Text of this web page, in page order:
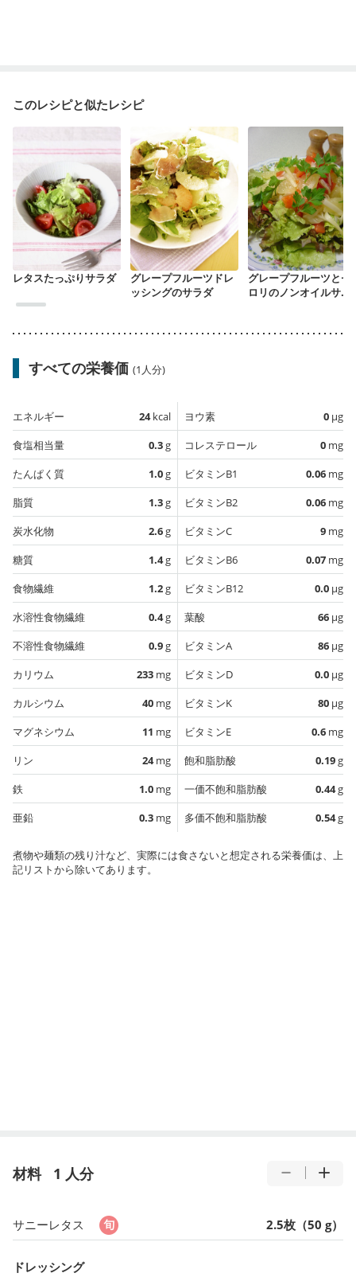
このレシピと似たレシピ
レタスたっぷりサラダ
グレープフルーツドレ
ッシングのサラダ
グレープフルーツとセ
ロリのノンオイルサラ
すべての栄養価 (1人分)
エネルギー 24kcal
食塩相当量
0.3g
たんぱく質
1.0g
脂質
1.3g
炭水化物
2.6g
糖質
1.4g
食物繊維
1.2g
水溶性食物繊維
0.4g
不溶性食物繊維
0.9g
カリウム
233 mg
カルシウム
40 mg
マグネシウム
11 mg
リン
24mg
鉄
1.0 mg
亜鉛
0.3 mg
ヨウ素 0 µg
コレステロール
0 mg
ビタミンB1
0.06 mg
ビタミンB2
0.06 mg
ビタミンC
9 mg
ビタミンB6
0.07 mg
ビタミンB12
0.0 µg
葉酸
66 µg
ビタミンA
86 µg
ビタミンD
0.0 µg
ビタミンK
80 µg
ビタミンE
0.6 mg
飽和脂肪酸
0.19g
一価不飽和脂肪酸
0.44g
多価不飽和脂肪酸
0.54g
煮物や麺類の残り汁など、実際には食さないと想定される栄養価は、上
記リストから除いてあります。
材料 1 人分
サニーレタス 2.5枚（50 g）
ドレッシング